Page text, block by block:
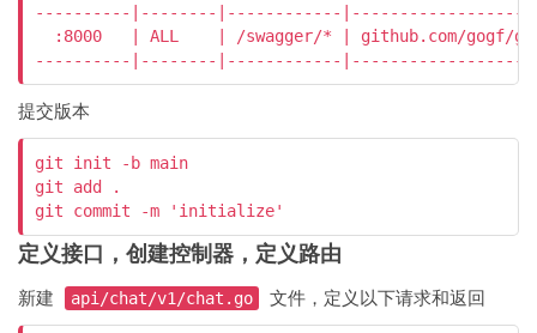
----------|--------|------------
:8000   | ALL    | /swagger/* | github.com/gogf/
----------|--------|------------
提交版本
git init -b main
git add .
git commit -m 'initialize'
定义接口，创建控制器，定义路由
新建 api/chat/v1/chat.go 文件，定义以下请求和返回